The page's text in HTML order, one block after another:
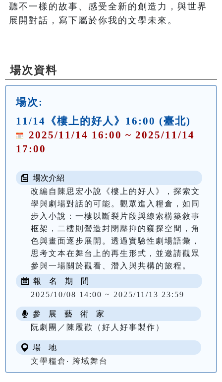
聽不一樣的故事、感受全新的創造力，與世界
展開對話，寫下屬於你我的文學未來。
場次資料
場次:
11/14《樓上的好人》16:00 (臺北)
2025/11/14 16:00 ~ 2025/11/14
17:00
場次介紹
改編自陳思宏小說《樓上的好人》，探索文
學與劇場對話的可能。觀眾進入糧倉，如同
步入小說：一樓以斷裂片段與線索構築敘事
框架，二樓則營造封閉壓抑的窺探空間，角
色與畫面逐步展開。透過實驗性劇場語彙，
思考文本在舞台上的再生形式，並邀請觀眾
報 名 期 間
2025/10/08 14:00 ~ 2025/11/13 23:59
參 展 藝 術 家
阮劇團／陳履歡（好人好事製作）
場 地
文學糧倉‧ 跨域舞台